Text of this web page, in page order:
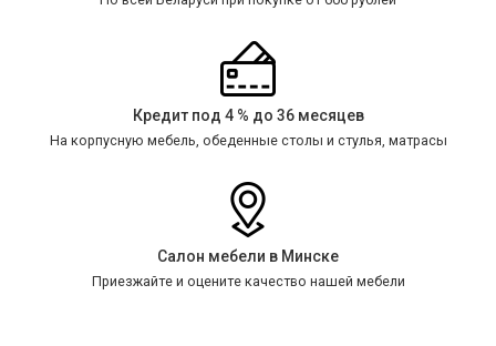
Кредит под 4 % до 36 месяцев
На корпусную мебель, обеденные столы и стулья, матрасы
Салон мебели в Минске
Приезжайте и оцените качество нашей мебели